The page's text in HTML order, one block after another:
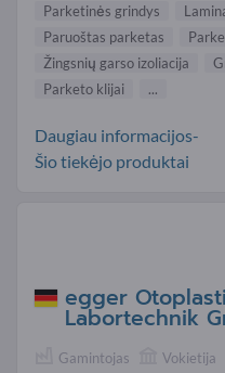
Parketinės grindys
Paruoštas parketas
Žingsnių garso izoliacija
Parketo klijai
...
Daugiau informacijos-
Šio tiekėjo produktai
egger
Labortechnik
Gamintojas Vokietija